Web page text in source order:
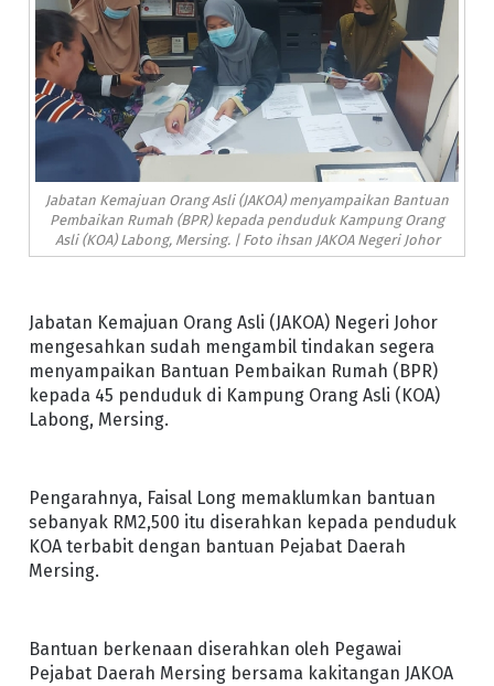
Jabatan Kemajuan Orang Asli (JAKOA) menyampaikan Bantuan
Pembaikan Rumah (BPR) kepada penduduk Kampung Orang
Asli (KOA) Labong, Mersing. | Foto ihsan JAKOA Negeri Johor
Jabatan Kemajuan Orang Asli (JAKOA) Negeri Johor
mengesahkan sudah mengambil tindakan segera
menyampaikan Bantuan Pembaikan Rumah (BPR)
kepada 45 penduduk di Kampung Orang Asli (KOA)
Labong, Mersing.
Pengarahnya, Faisal Long memaklumkan bantuan
sebanyak RM2,500 itu diserahkan kepada penduduk
KOA terbabit dengan bantuan Pejabat Daerah
Mersing.
Bantuan berkenaan diserahkan oleh Pegawai
Pejabat Daerah Mersing bersama kakitangan JAKOA